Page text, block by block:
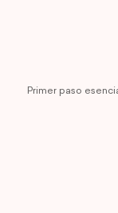
Primer paso